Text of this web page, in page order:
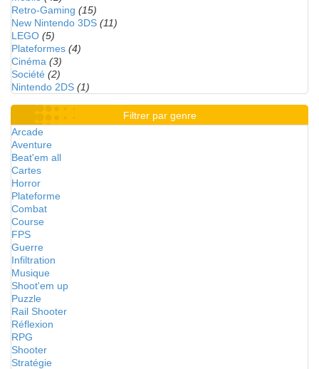
Retro-Gaming (15)
New Nintendo 3DS (11)
LEGO (5)
Plateformes (4)
Cinéma (3)
Société (2)
Nintendo 2DS (1)
Filtrer par genre
Arcade
Aventure
Beat'em all
Cartes
Horror
Plateforme
Combat
Course
FPS
Guerre
Infiltration
Musique
Shoot'em up
Puzzle
Rail Shooter
Réflexion
RPG
Shooter
Stratégie